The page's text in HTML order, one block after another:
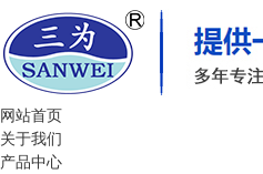
网站首页
关于我们
产品中心